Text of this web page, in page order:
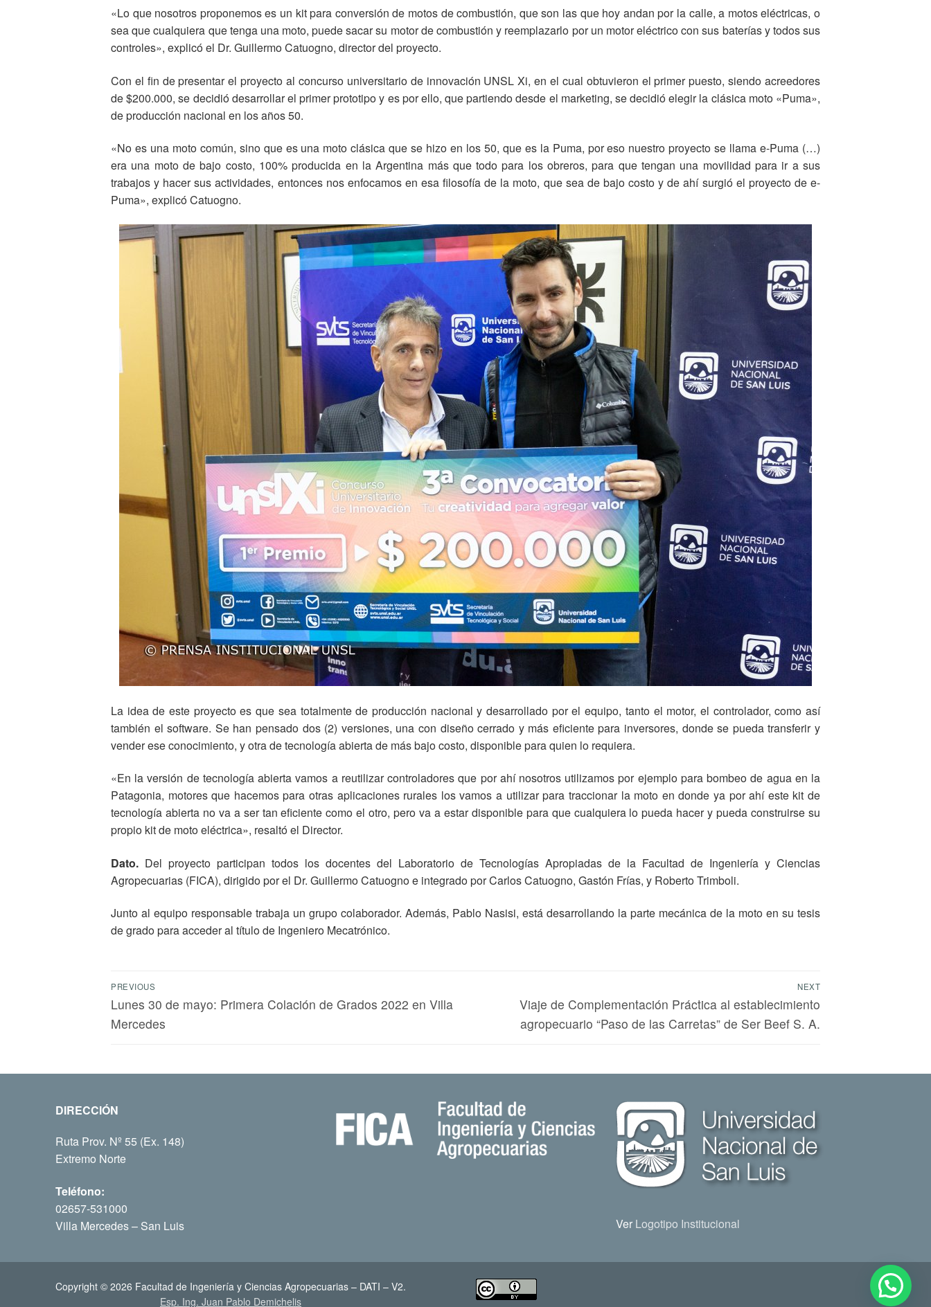
«Lo que nosotros proponemos es un kit para conversión de motos de combustión, que son las que hoy andan por la calle, a motos eléctricas, o
sea que cualquiera que tenga una moto, puede sacar su motor de combustión y reemplazarlo por un motor eléctrico con sus baterías y todos sus
controles», explicó el Dr. Guillermo Catuogno, director del proyecto.
Con el fin de presentar el proyecto al concurso universitario de innovación UNSL Xi, en el cual obtuvieron el primer puesto, siendo acreedores
de $200.000, se decidió desarrollar el primer prototipo y es por ello, que partiendo desde el marketing, se decidió elegir la clásica moto «Puma»,
de producción nacional en los años 50.
«No es una moto común, sino que es una moto clásica que se hizo en los 50, que es la Puma, por eso nuestro proyecto se llama e-Puma (…)
era una moto de bajo costo, 100% producida en la Argentina más que todo para los obreros, para que tengan una movilidad para ir a sus
trabajos y hacer sus actividades, entonces nos enfocamos en esa filosofía de la moto, que sea de bajo costo y de ahí surgió el proyecto de e-
Puma», explicó Catuogno.
La idea de este proyecto es que sea totalmente de producción nacional y desarrollado por el equipo, tanto el motor, el controlador, como así
también el software. Se han pensado dos (2) versiones, una con diseño cerrado y más eficiente para inversores, donde se pueda transferir y
vender ese conocimiento, y otra de tecnología abierta de más bajo costo, disponible para quien lo requiera.
«En la versión de tecnología abierta vamos a reutilizar controladores que por ahí nosotros utilizamos por ejemplo para bombeo de agua en la
Patagonia, motores que hacemos para otras aplicaciones rurales los vamos a utilizar para traccionar la moto en donde ya por ahí este kit de
tecnología abierta no va a ser tan eficiente como el otro, pero va a estar disponible para que cualquiera lo pueda hacer y pueda construirse su
propio kit de moto eléctrica», resaltó el Director.
Dato. Del proyecto participan todos los docentes del Laboratorio de Tecnologías Apropiadas de la Facultad de Ingeniería y Ciencias
Agropecuarias (FICA), dirigido por el Dr. Guillermo Catuogno e integrado por Carlos Catuogno, Gastón Frías, y Roberto Trimboli.
Junto al equipo responsable trabaja un grupo colaborador. Además, Pablo Nasisi, está desarrollando la parte mecánica de la moto en su tesis
de grado para acceder al título de Ingeniero Mecatrónico.
PREVIOUS
Lunes 30 de mayo: Primera Colación de Grados 2022 en Villa
Mercedes
NEXT
Viaje de Complementación Práctica al establecimiento
agropecuario “Paso de las Carretas” de Ser Beef S. A.
DIRECCIÓN
Ruta Prov. Nº 55 (Ex. 148)
Extremo Norte
Teléfono:
02657-531000
Villa Mercedes – San Luis
Ver Logotipo Institucional
Copyright © 2026 Facultad de Ingeniería y Ciencias Agropecuarias – DATI – V2.
Esp. Ing. Juan Pablo Demichelis